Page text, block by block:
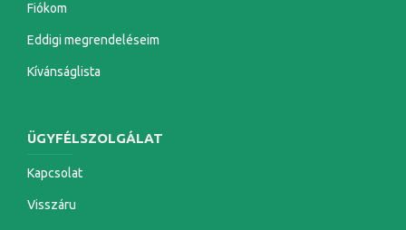
Fiókom
Eddigi megrendeléseim
Kívánságlista
ÜGYFÉLSZOLGÁLAT
Kapcsolat
Visszáru